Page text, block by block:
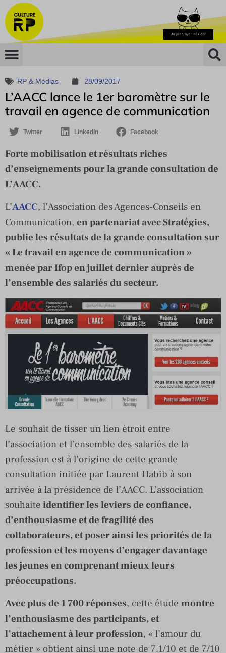
RP & Médias 28/09/2017
L’AACC lance le 1er baromètre sur le
travail en agence de communication
Twitter LinkedIn Facebook
Forte mobilisation et résultats riches
d’enseignements pour la grande consultation de
L’AACC.
L’AACC, l’Association des Agences-Conseils en
Communication, en partenariat avec Stratégies,
publie les résultats de la grande consultation sur
« Le travail en agence de communication »
menée par Ifop en juillet dernier auprès de
l’ensemble des salariés du secteur.
Le souhait de tisser un lien étroit entre
l’association et l’ensemble des salariés de la
profession est à l’origine de cette grande
consultation initiée par Laurent Habib à son
arrivée à la présidence de l’AACC. L’association
souhaite identifier les leviers de confiance,
d’enthousiasme et de fragilité des
collaborateurs, et poser ainsi les priorités de la
profession et les moyens d’engager davantage
les jeunes en comprenant mieux leurs
préoccupations.
Avec plus de 1 700 réponses, cette étude montre
l’enthousiasme des participants, et
l’attachement à leur profession, « l’amour du
métier » obtient ainsi une note de 7.1/10 et de 7/10